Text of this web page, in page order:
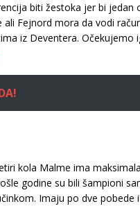
biti žestoka jer bi jedan
Fejnord mora da vodi
iz Deventera. Očekujemo
kola Malme ima
godine su bili šampioni
Imaju po dve pobede